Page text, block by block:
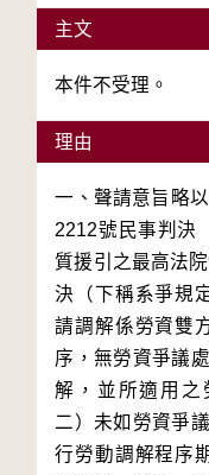
主文
本件不受理。
理由
一、聲請意旨略
2212號民事判決
質援引之最高法
決（下稱系爭規
請調解係勞資雙
序，無勞資爭議
解，並所適用之
二）未如勞資爭
行勞動調解程序